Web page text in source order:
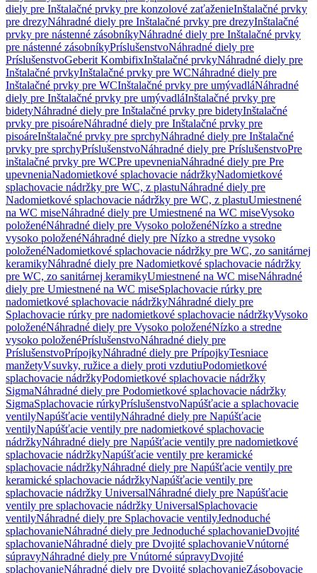
diely pre Inštalačné prvky pre konzolové zaťaženieInštalačné prvky
pre drezyNáhradné diely pre Inštalačné prvky pre drezyInštalačné
prvky pre nástenné zásobníkyNáhradné diely pre Inštalačné prvky
pre nástenné zásobníkyPríslušenstvoNáhradné diely pre
PríslušenstvoGeberit KombifixInštalačné prvkyNáhradné diely pre
Inštalačné prvkyInštalačné prvky pre WCNáhradné diely pre
Inštalačné prvky pre WCInštalačné prvky pre umývadláNáhradné
diely pre Inštalačné prvky pre umývadláInštalačné prvky pre
bidetyNáhradné diely pre Inštalačné prvky pre bidetyInštalačné
prvky pre pisoáreNáhradné diely pre Inštalačné prvky pre
pisoáreInštalačné prvky pre sprchyNáhradné diely pre Inštalačné
prvky pre sprchyPríslušenstvoNáhradné diely pre PríslušenstvoPre
inštalačné prvky pre WCPre upevneniaNáhradné diely pre Pre
upevneniaNadomietkové splachovacie nádržkyNadomietkové
splachovacie nádržky pre WC, z plastuNáhradné diely pre
Nadomietkové splachovacie nádržky pre WC, z plastuUmiestnené
na WC miseNáhradné diely pre Umiestnené na WC miseVysoko
položenéNáhradné diely pre Vysoko položenéNízko a stredne
vysoko položenéNáhradné diely pre Nízko a stredne vysoko
položenéNadomietkové splachovacie nádržky pre WC, zo sanitárnej
keramikyNáhradné diely pre Nadomietkové splachovacie nádržky
pre WC, zo sanitárnej keramikyUmiestnené na WC miseNáhradné
diely pre Umiestnené na WC miseSplachovacie rúrky pre
nadomietkové splachovacie nádržkyNáhradné diely pre
Splachovacie rúrky pre nadomietkové splachovacie nádržkyVysoko
položenéNáhradné diely pre Vysoko položenéNízko a stredne
vysoko položenéPríslušenstvoNáhradné diely pre
PríslušenstvoPrípojkyNáhradné diely pre PrípojkyTesniace
manžetyVsuvky, ružice a diely proti vzdutiuPodomietkové
splachovacie nádržkyPodomietkové splachovacie nádržky
SigmaNáhradné diely pre Podomietkové splachovacie nádržky
SigmaSplachovacie rúrkyPríslušenstvoNapúšťacie a splachovacie
ventilyNapúšťacie ventilyNáhradné diely pre Napúšťacie
ventilyNapúšťacie ventily pre nadomietkové splachovacie
nádržkyNáhradné diely pre Napúšťacie ventily pre nadomietkové
splachovacie nádržkyNapúšťacie ventily pre keramické
splachovacie nádržkyNáhradné diely pre Napúšťacie ventily pre
keramické splachovacie nádržkyNapúšťacie ventily pre
splachovacie nádržky UniversalNáhradné diely pre Napúšťacie
ventily pre splachovacie nádržky UniversalSplachovacie
ventilyNáhradné diely pre Splachovacie ventilyJednoduché
splachovanieNáhradné diely pre Jednoduché splachovanieDvojité
splachovanieNáhradné diely pre Dvojité splachovanieVnútorné
súpravyNáhradné diely pre Vnútorné súpravyDvojité
splachovanieNáhradné diely pre Dvojité splachovanieZásobovacie